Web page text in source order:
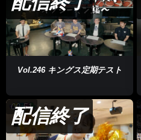
Vol.246 キングス定期テスト
09:51
配信終了